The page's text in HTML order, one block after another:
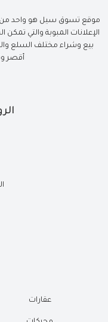
موقع تسوق سيل هو واحد من
الإعلانات المبوبة والتي
بيع وشراء مختلف السلع
أقصر
عقارات